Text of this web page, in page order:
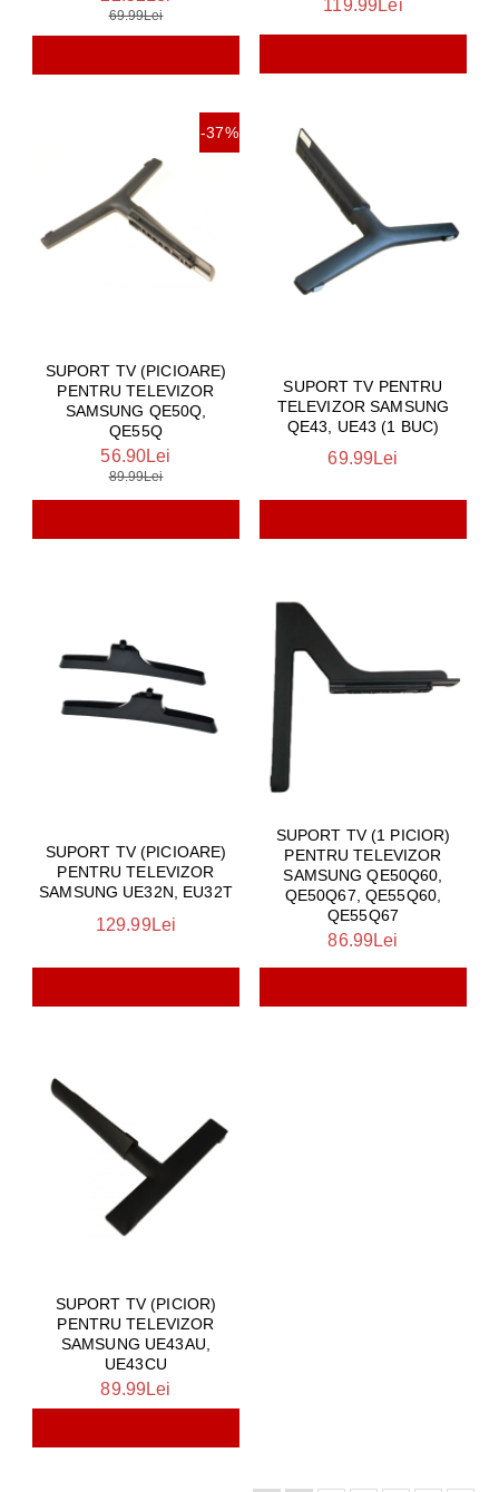
69.99Lei
119.99Lei
-37%
SUPORT TV (PICIOARE)
PENTRU TELEVIZOR
SAMSUNG QE50Q,
QE55Q
56.90Lei
89.99Lei
SUPORT TV PENTRU
TELEVIZOR SAMSUNG
QE43, UE43 (1 BUC)
69.99Lei
SUPORT TV (PICIOARE)
PENTRU TELEVIZOR
SAMSUNG UE32N, EU32T
129.99Lei
SUPORT TV (1 PICIOR)
PENTRU TELEVIZOR
SAMSUNG QE50Q60,
QE50Q67, QE55Q60,
QE55Q67
86.99Lei
SUPORT TV (PICIOR)
PENTRU TELEVIZOR
SAMSUNG UE43AU,
UE43CU
89.99Lei